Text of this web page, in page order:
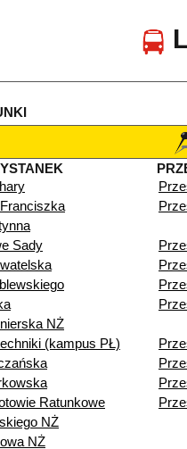
Sady
NŻ
(kampus PŁ)
Ratunkowe
NŻ
NŻ